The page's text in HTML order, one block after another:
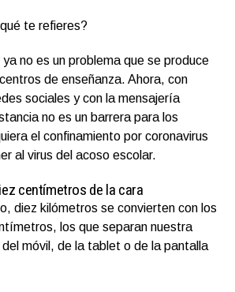
te refieres?
no es un problema que se produce
de enseñanza. Ahora, con
sociales y con la mensajería
no es un barrera para los
el confinamiento por coronavirus
al virus del acoso escolar.
centímetros de la cara
diez kilómetros se convierten con los
los que separan nuestra
móvil, de la tablet o de la pantalla